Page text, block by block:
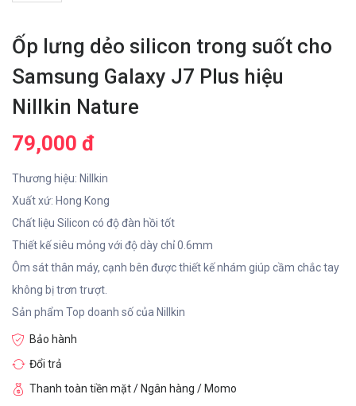
Ốp lưng dẻo silicon trong suốt cho
Samsung Galaxy J7 Plus hiệu
Nillkin Nature
79,000 đ
Thương hiệu: Nillkin
Xuất xứ: Hong Kong
Chất liệu Silicon có độ đàn hồi tốt
Thiết kế siêu mỏng với độ dày chỉ 0.6mm
Ôm sát thân máy, cạnh bên được thiết kế nhám giúp cầm chắc tay
không bị trơn trượt.
Sản phẩm Top doanh số của Nillkin
Bảo hành
Đổi trả
Thanh toàn tiền mặt / Ngân hàng / Momo